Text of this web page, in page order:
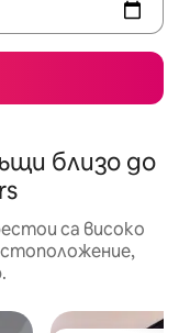
близо до
са високо